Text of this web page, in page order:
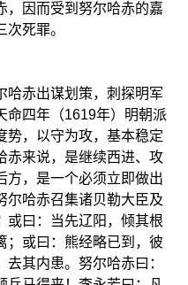
，因而受到努尔哈赤的嘉
死罪。
赤出谋划策，刺探明军
命四年（1619年）明朝派
势，以守为攻，基本稳定
赤来说，是继续西进、攻
方，是一个必须立即做出
尔哈赤召集诸贝勒大臣及
或曰：当先辽阳，倾其根
；或曰：熊经略已到，彼
其内患。努尔哈赤曰：